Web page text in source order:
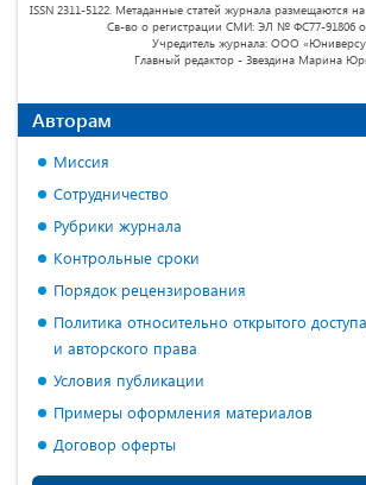
ISSN 2311-5122. Метаданные статей журнала размещаются
Св-во о регистрации СМИ: ЭЛ № ФС77-91806
Учредитель журнала: ООО
Главный редактор - Звездина Марина
Авторам
Миссия
Сотрудничество
Рубрики журнала
Контрольные сроки
Порядок рецензирования
Политика относительно открытого
и авторского права
Условия публикации
Примеры оформления материалов
Договор оферты